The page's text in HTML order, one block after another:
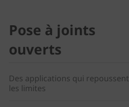
Pose à joints
ouverts
Des applications qui repoussent
les limites